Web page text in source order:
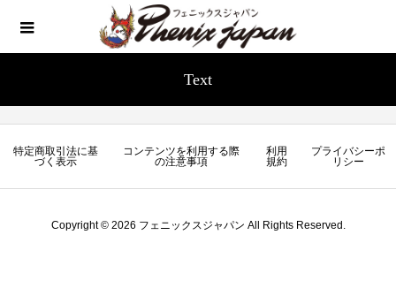
Text
特定商取引法に基
づく表示
コンテンツを利用する際
の注意事項
利用
規約
プライバシーポ
リシー
Copyright © 2026 フェニックスジャパン All Rights Reserved.